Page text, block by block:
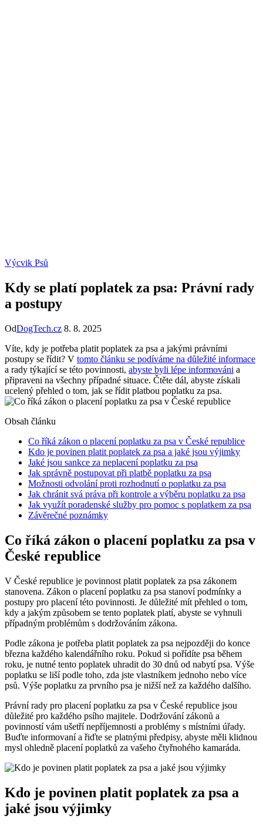
Výcvik Psů
Kdy se platí poplatek za psa: Právní rady
a postupy
OdDogTech.cz 8. 8. 2025
Víte, kdy je potřeba platit poplatek za psa a jakými právními
postupy se řídit? V tomto článku se podíváme na důležité informace
a rady týkající se této povinnosti, abyste byli lépe informováni a
připraveni na všechny případné situace. Čtěte dál, abyste získali
ucelený přehled o tom, jak se řídit platbou poplatku za psa.
Obsah článku
Co říká zákon o placení poplatku za psa v České republice
Kdo je povinen platit poplatek za psa a jaké jsou výjimky
Jaké jsou sankce za neplacení poplatku za psa
Jak správně postupovat při platbě poplatku za psa
Možnosti odvolání proti rozhodnutí o poplatku za psa
Jak chránit svá práva při kontrole a výběru poplatku za psa
Jak využít poradenské služby pro pomoc s poplatkem za psa
Závěrečné poznámky
Co říká zákon o placení poplatku za psa v
České republice
V České republice je povinnost platit poplatek za psa zákonem
stanovena. Zákon o placení poplatku za psa stanoví podmínky a
postupy pro placení této povinnosti. Je důležité mít přehled o tom,
kdy a jakým způsobem se tento poplatek platí, abyste se vyhnuli
případným problémům s dodržováním zákona.
Podle zákona je potřeba platit poplatek za psa nejpozději do konce
března každého kalendářního roku. Pokud si pořídíte psa během
roku, je nutné tento poplatek uhradit do 30 dnů od nabytí psa. Výše
poplatku se liší podle toho, zda jste vlastníkem jednoho nebo více
psů. Výše poplatku za prvního psa je nižší než za každého dalšího.
Právní rady pro placení poplatku za psa v České republice jsou
důležité pro každého psího majitele. Dodržování zákonů a
povinností vám ušetří nepříjemnosti a problémy s místními úřady.
Buďte informovaní a řiďte se platnými předpisy, abyste měli klidnou
mysl ohledně placení poplatků za vašeho čtyřnohého kamaráda.
Kdo je povinen platit poplatek za psa a
jaké jsou výjimky